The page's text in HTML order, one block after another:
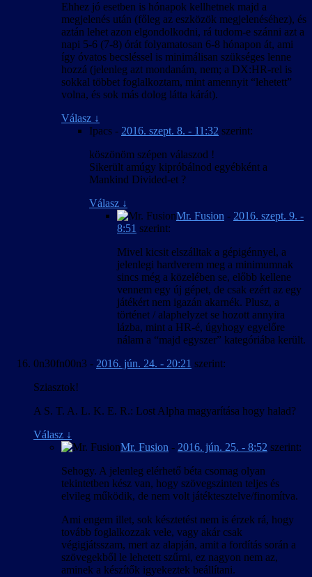
Ehhez jó esetben is hónapok kellhetnek majd a
megjelenés után (főleg az eszközök megjelenéséhez), és
aztán lehet azon elgondolkodni, rá tudom-e szánni azt a
napi 5-6 (7-8) órát folyamatosan 6-8 hónapon át, ami
így óvatos becsléssel is minimálisan szükséges lenne
hozzá (jelenleg azt mondanám, nem; a DX:HR-rel is
sokkal többet foglalkoztam, mint amennyit “lehetett”
volna, és sok más dolog látta kárát).
Válasz ↓
Ipacs - 2016. szept. 8. - 11:32 szerint:
köszönöm szépen válaszod !
Sikerült amúgy kipróbálnod egyébként a
Mankind Divided-et ?
Válasz ↓
Mr. Fusion - 2016. szept. 9. -
8:51 szerint:
Mivel kicsit elszálltak a gépigénnyel, a
jelenlegi hardverem meg a minimumnak
sincs még a közelében se, előbb kellene
vennem egy új gépet, de csak ezért az egy
játékért nem igazán akarnék. Plusz, a
történet / alaphelyzet se hozott annyira
lázba, mint a HR-é, úgyhogy egyelőre
nálam a “majd egyszer” kategóriába került.
0n30fn00n3 - 2016. jún. 24. - 20:21 szerint:
Sziasztok!
A S. T. A. L. K. E. R.: Lost Alpha magyarítása hogy halad?
Válasz ↓
Mr. Fusion - 2016. jún. 25. - 8:52 szerint:
Sehogy. A jelenleg elérhető béta csomag olyan
tekintetben kész van, hogy szövegszinten teljes és
elvileg működik, de nem volt játéktesztelve/finomítva.
Ami engem illet, sok késztetést nem is érzek rá, hogy
tovább foglalkozzak vele, vagy akár csak
végigjátsszam, mert az alapján, amit a fordítás során a
szövegekből le lehetett szűrni, ez nagyon nem az,
aminek a készítők igyekeztek beállítani.